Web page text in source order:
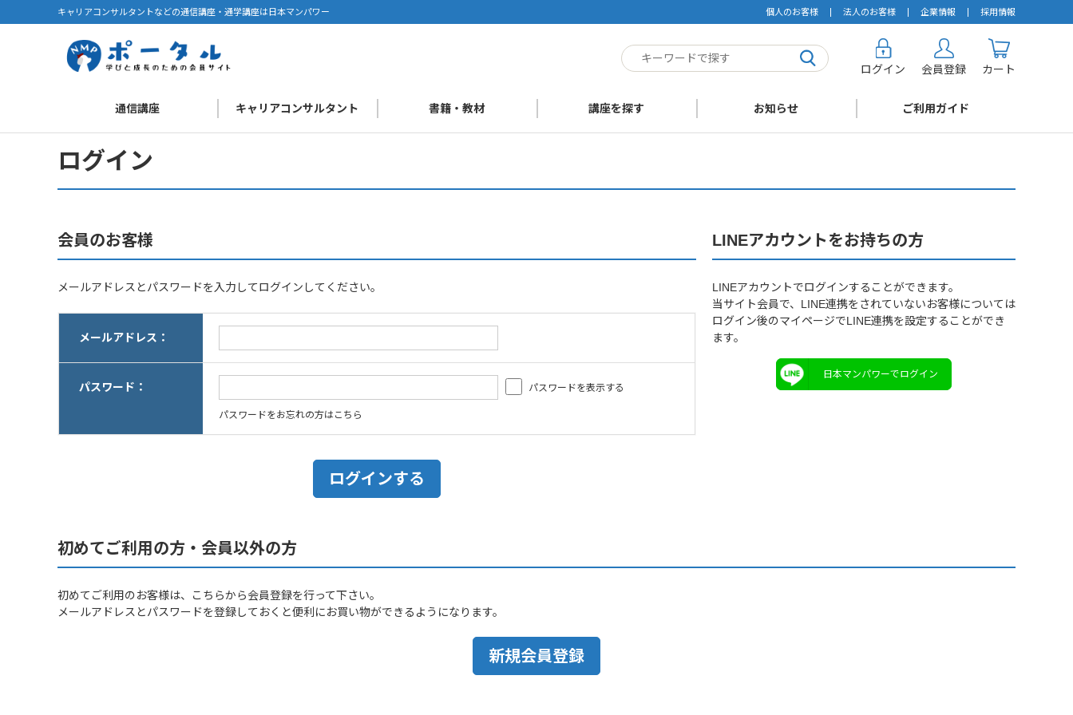
キャリアコンサルタントなどの通信講座・通学講座は日本マンパワー 個人のお客様 法人のお客様 企業情報 採用情報
ログイン 会員登録 カート
通信講座 キャリアコンサルタント 書籍・教材 講座を探す お知らせ ご利用ガイド
ログイン
会員のお客様
メールアドレスとパスワードを入力してログインしてください。
メールアドレス：
パスワード： パスワードを表示する
パスワードをお忘れの方はこちら
LINEアカウントをお持ちの方
LINEアカウントでログインすることができます。
当サイト会員で、LINE連携をされていないお客様については
ログイン後のマイページでLINE連携を設定することができ
ます。
日本マンパワーでログイン
初めてご利用の方・会員以外の方
初めてご利用のお客様は、こちらから会員登録を行って下さい。
メールアドレスとパスワードを登録しておくと便利にお買い物ができるようになります。